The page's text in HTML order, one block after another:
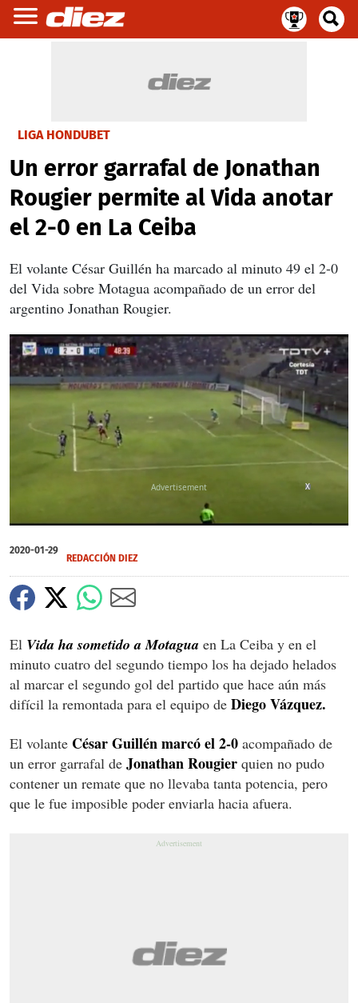
LIGA HONDUBET
Un error garrafal de Jonathan
Rougier permite al Vida anotar
el 2-0 en La Ceiba
El volante César Guillén ha marcado al minuto 49 el 2-0
del Vida sobre Motagua acompañado de un error del
argentino Jonathan Rougier.
seconds
of
seconds
X
2020-01-29
REDACCIÓN DIEZ
El Vida ha sometido a Motagua en La Ceiba y en el
minuto cuatro del segundo tiempo los ha dejado helados
al marcar el segundo gol del partido que hace aún más
difícil la remontada para el equipo de Diego Vázquez.
El volante César Guillén marcó el 2-0 acompañado de
un error garrafal de Jonathan Rougier quien no pudo
contener un remate que no llevaba tanta potencia, pero
que le fue imposible poder enviarla hacia afuera.